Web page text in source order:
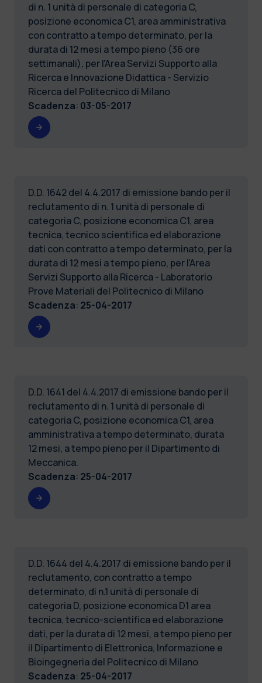
di n. 1 unità di personale di categoria C,
posizione economica C1, area amministrativa
con contratto a tempo determinato, per la
durata di 12 mesi a tempo pieno (36 ore
settimanali), per l'Area Servizi Supporto alla
Ricerca e Innovazione Didattica - Servizio
Ricerca del Politecnico di Milano
Scadenza: 03-05-2017
D.D. 1642 del 4.4.2017 di emissione bando per il
reclutamento di n. 1 unità di personale di
categoria C, posizione economica C1, area
tecnica, tecnico scientifica ed elaborazione
dati con contratto a tempo determinato, per la
durata di 12 mesi a tempo pieno, per l'Area
Servizi Supporto alla Ricerca - Laboratorio
Prove Materiali del Politecnico di Milano
Scadenza: 25-04-2017
D.D. 1641 del 4.4.2017 di emissione bando per il
reclutamento di n. 1 unità di personale di
categoria C, posizione economica C1, area
amministrativa a tempo determinato, durata
12 mesi, a tempo pieno per il Dipartimento di
Meccanica.
Scadenza: 25-04-2017
D.D. 1644 del 4.4.2017 di emissione bando per il
reclutamento, con contratto a tempo
determinato, di n.1 unità di personale di
categoria D, posizione economica D1 area
tecnica, tecnico-scientifica ed elaborazione
dati, per la durata di 12 mesi, a tempo pieno per
il Dipartimento di Elettronica, Informazione e
Bioingegneria del Politecnico di Milano
Scadenza: 25-04-2017